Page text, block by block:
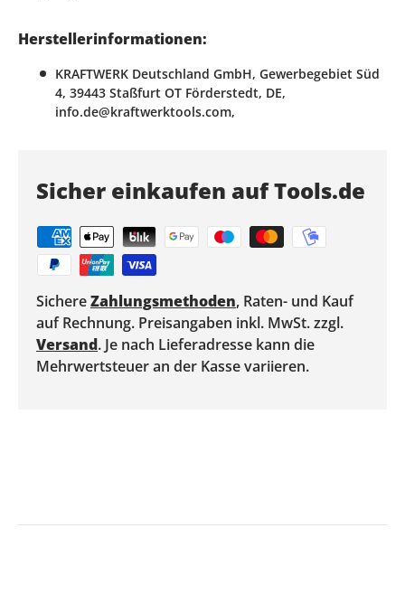
Herstellerinformationen:
KRAFTWERK Deutschland GmbH, Gewerbegebiet Süd
4, 39443 Staßfurt OT Förderstedt, DE,
info.de@kraftwerktools.com,
Sicher einkaufen auf Tools.de
SichereZahlungsmethoden, Raten- und Kauf
auf Rechnung. Preisangaben inkl. MwSt. zzgl.
Versand. Je nach Lieferadresse kann die
Mehrwertsteuer an der Kasse variieren.